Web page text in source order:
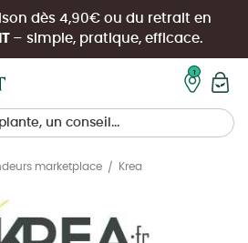
dès 4,90€ ou du retrait en
– simple, pratique, efficace.
marketplace Krea